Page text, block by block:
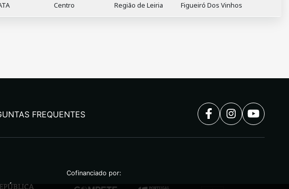
Centro Região de Leiria Figueiró Dos Vinhos
FREQUENTES
Cofinanciado por: